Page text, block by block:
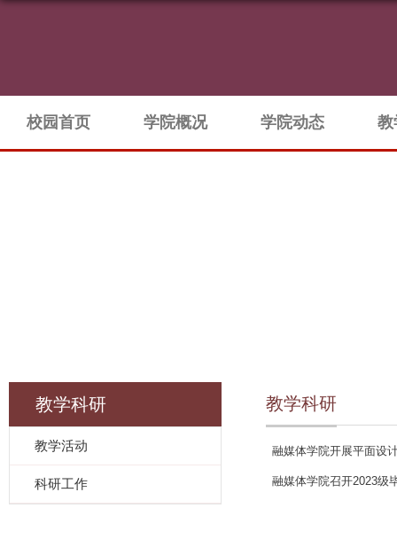
校园首页 学院概况 学院动态 教
教学科研
教学活动
科研工作
教学科研
融媒体学院开展平面设
融媒体学院召开2023级